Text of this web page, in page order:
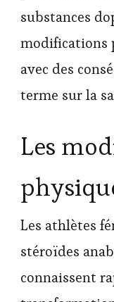
substances
modifications
avec des
terme sur la
Les
Les athlètes
stéroïdes
connaissent